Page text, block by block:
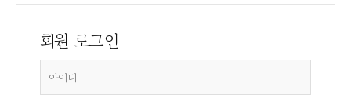
회원 로그인